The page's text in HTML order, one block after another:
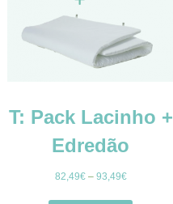
T: Pack Lacinho +
Edredão
82,49€– 93,49€